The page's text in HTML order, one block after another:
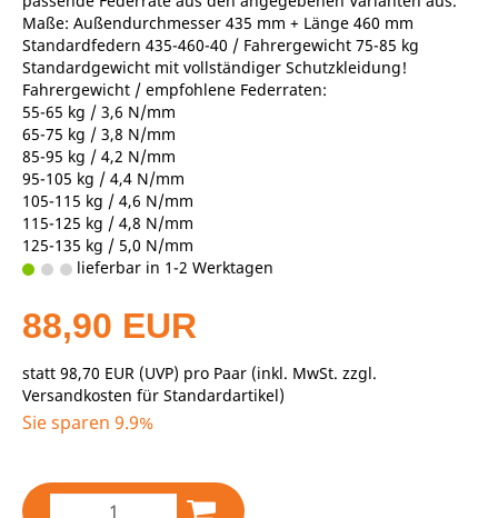
Maße: Außendurchmesser 435 mm + Länge 460 mm
Standardfedern 435-460-40 / Fahrergewicht 75-85 kg
Standardgewicht mit vollständiger Schutzkleidung!
Fahrergewicht / empfohlene Federraten:
55-65 kg / 3,6 N/mm
65-75 kg / 3,8 N/mm
85-95 kg / 4,2 N/mm
95-105 kg / 4,4 N/mm
105-115 kg / 4,6 N/mm
115-125 kg / 4,8 N/mm
125-135 kg / 5,0 N/mm
lieferbar in 1-2 Werktagen
88,90 EUR
statt 98,70 EUR (UVP) pro Paar (inkl. MwSt. zzgl.
Versandkosten für Standardartikel)
Sie sparen 9.9%